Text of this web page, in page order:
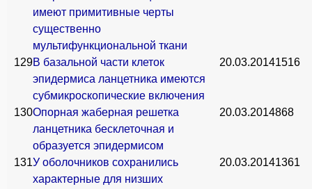
имеют примитивные черты
существенно
мультифункциональной ткани
129В базальной части клеток
эпидермиса ланцетника имеются
субмикроскопические включения
20.03.20141516
130Опорная жаберная решетка
ланцетника бесклеточная и
образуется эпидермисом
20.03.2014868
131У оболочников сохранились
характерные для низших
20.03.20141361